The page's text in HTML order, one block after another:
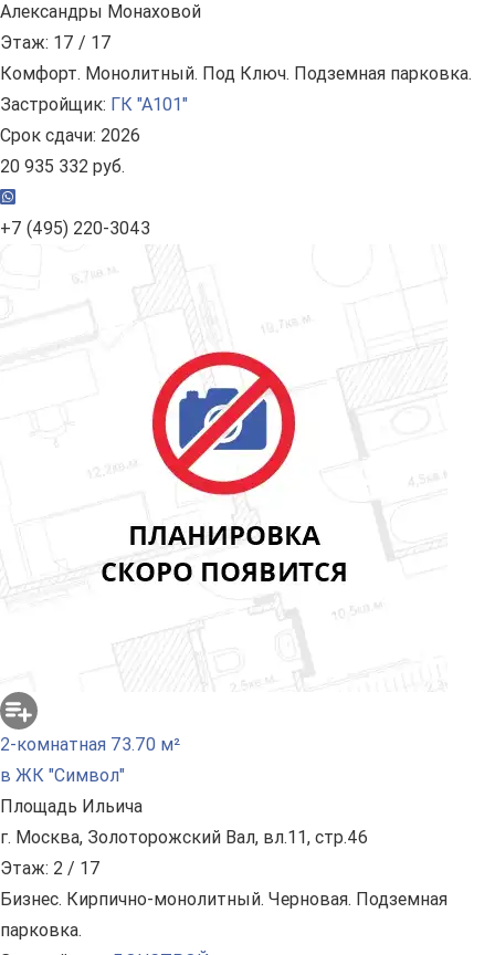
Александры Монаховой
Этаж: 17 / 17
Комфорт. Монолитный. Под Ключ. Подземная парковка.
Застройщик: ГК "А101"
Срок сдачи: 2026
20 935 332 руб.
+7 (495) 220-3043
2-комнатная 73.70 м²
в ЖК "Символ"
Площадь Ильича
г. Москва, Золоторожский Вал, вл.11, стр.46
Этаж: 2 / 17
Бизнес. Кирпично-монолитный. Черновая. Подземная
парковка.